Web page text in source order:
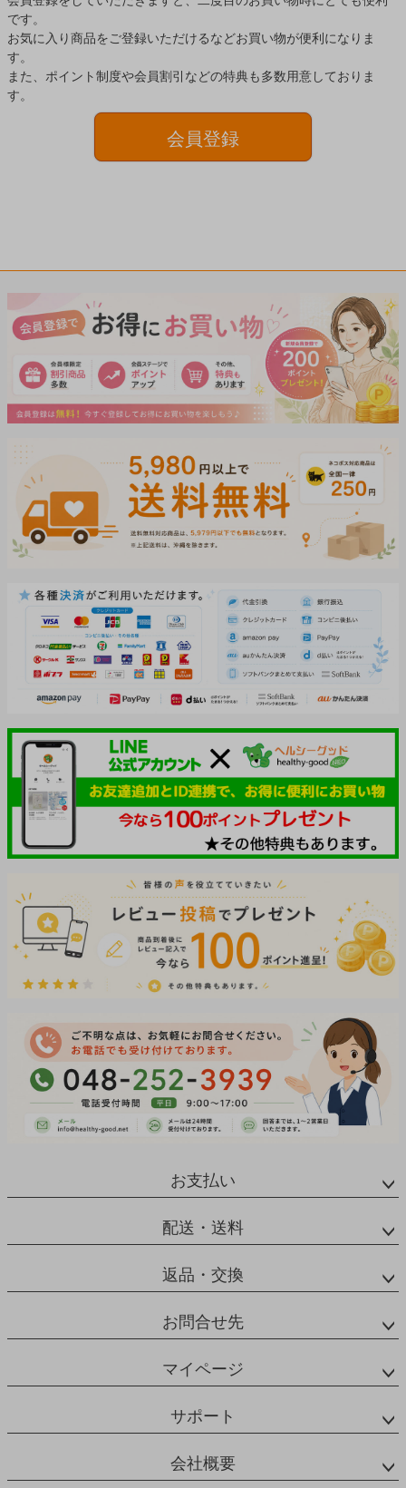
です。
お気に入り商品をご登録いただけるなどお買い物が便利になりま
す。
また、ポイント制度や会員割引などの特典も多数用意しておりま
す。
会員登録
お支払い
配送・送料
返品・交換
お問合せ先
マイページ
サポート
会社概要